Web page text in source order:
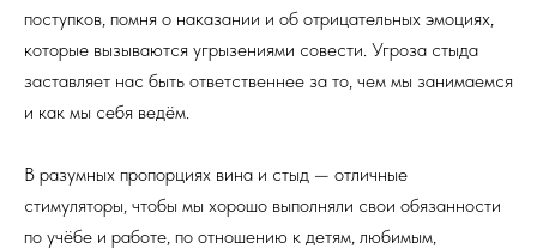
поступков, помня о наказании и об отрицательных эмоциях,
которые вызываются угрызениями совести. Угроза стыда
заставляет нас быть ответственнее за то, чем мы занимаемся
и как мы себя ведём.
В разумных пропорциях вина и стыд — отличные
стимуляторы, чтобы мы хорошо выполняли свои обязанности
по учёбе и работе, по отношению к детям, любимым,